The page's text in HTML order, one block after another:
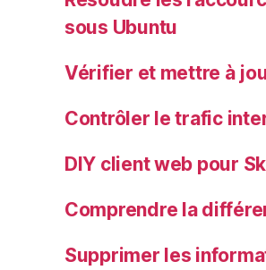
sous Ubuntu
Vérifier et mettre à
Contrôler le trafic
DIY client web pour
Comprendre la
Supprimer les